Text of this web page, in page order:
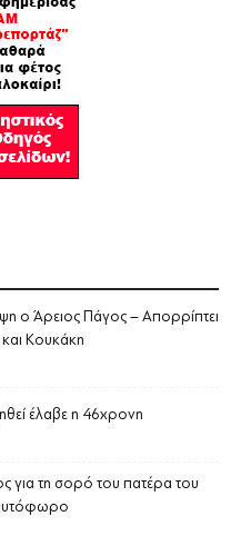
ο Άρειος Πάγος – Απορρίπτει
Κουκάκη
έλαβε η 46χρονη
για τη σορό του πατέρα του
αυτόφωρο